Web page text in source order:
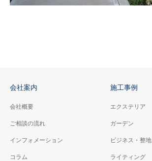
会社案内
会社概要
ご相談の流れ
インフォメーション
コラム
施工事例
エクステリア
ガーデン
ビジネス・整地
ライティング